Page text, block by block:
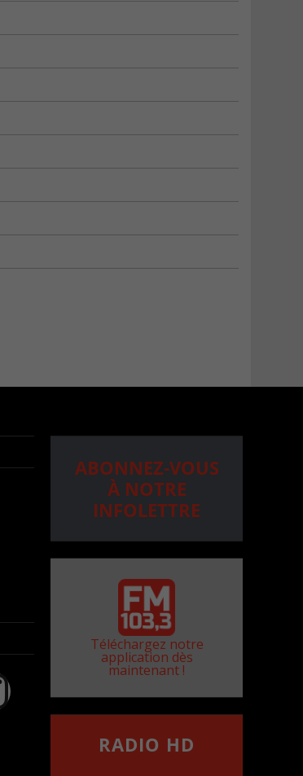
ABONNEZ-VOUS
À NOTRE
INFOLETTRE
Téléchargez notre
application dès
maintenant !
RADIO HD